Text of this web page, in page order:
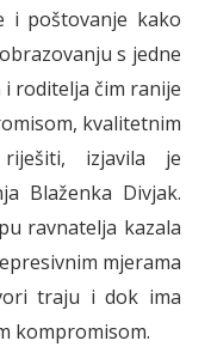
i poštovanje kako
s jedne
roditelja čim ranije
kvalitetnim
izjavila je
Blaženka Divjak.
ravnatelja kazala
mjerama
traju i dok ima
kompromisom.